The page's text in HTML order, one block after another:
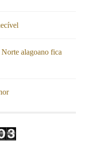
alagoano fica